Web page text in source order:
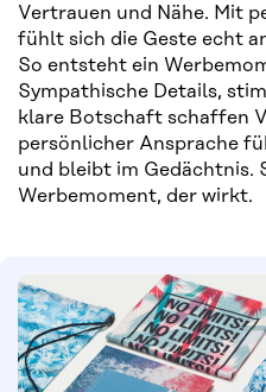
Vertrauen und Nähe. Mit
fühlt sich die Geste echt
So entsteht ein
Sympathische Details,
klare Botschaft schaffen
persönlicher Ansprache
und bleibt im Gedächtnis.
Werbemoment, der wirkt.